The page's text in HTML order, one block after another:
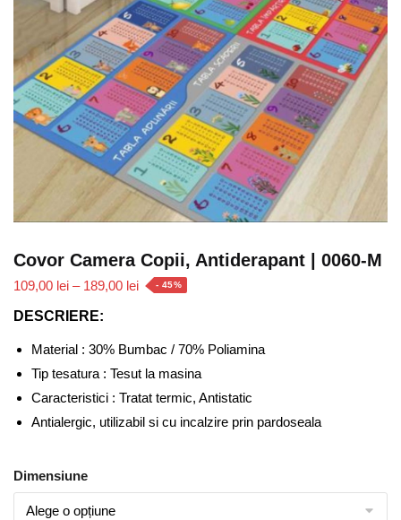
Covor Camera Copii, Antiderapant | 0060-M
109,00 lei – 189,00 leiInterval
109,00 lei
până
- 45%
DESCRIERE:
Material : 30% Bumbac / 70% Poliamina
Tip tesatura : Tesut la masina
Caracteristici : Tratat termic, Antistatic
Antialergic, utilizabil si cu incalzire prin pardoseala
Dimensiune